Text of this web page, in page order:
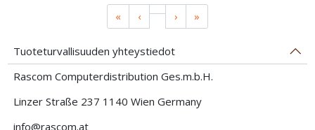
« ‹ › »
Tuoteturvallisuuden yhteystiedot
Rascom Computerdistribution Ges.m.b.H.
Linzer Straße 237 1140 Wien Germany
info@rascom.at